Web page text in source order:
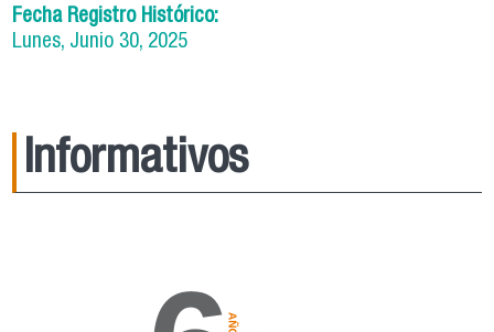
Fecha Registro Histórico:
Lunes, Junio 30, 2025
Informativos